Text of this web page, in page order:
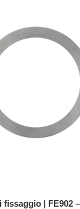
fissaggio | FE902